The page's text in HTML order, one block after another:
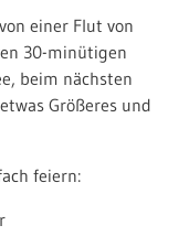
einer Flut von
30-minütigen
beim nächsten
Größeres und
feiern: